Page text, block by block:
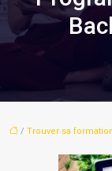
/ Trouver sa